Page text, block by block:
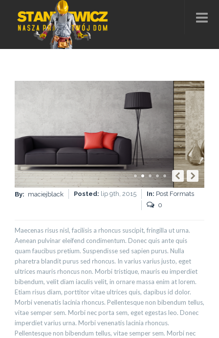
By: maciejblack Posted: lip 9th, 2015 In: Post Formats
0
Maecenas risus nisl, facilisis a rhoncus suscipit, fringilla ut urna.
Aenean pulvinar eleifend condimentum. Donec quis ante quis
quam faucibus pretium. Suspendisse sed sapien purus. Nulla
pharetra blandit purus sed rhoncus. In varius varius justo, eget
ultrices mauris rhoncus non. Morbi tristique, mauris eu imperdiet
bibendum, velit diam iaculis velit, in ornare massa enim at lorem.
Etiam risus diam, porttitor vitae ultrices quis, dapibus id dolor.
Morbi venenatis lacinia rhoncus. Pellentesque non bibendum tellus,
vitae semper sem. Morbi nec porta sem, eget egestas leo. Donec
imperdiet varius urna. Morbi venenatis lacinia rhoncus.
Pellentesque non bibendum tellus, vitae semper sem. Morbi nec